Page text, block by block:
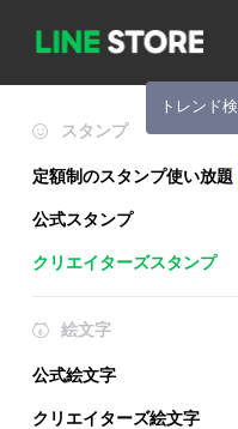
トレンド
スタンプ
定額制のスタンプ使い放題
公式スタンプ
クリエイターズスタンプ
絵文字
公式絵文字
クリエイターズ絵文字